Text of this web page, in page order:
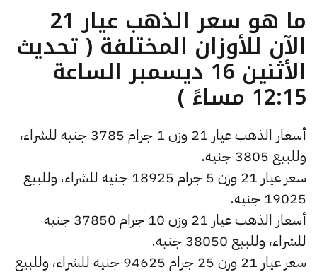
ما هو سعر الذهب عيار 21
الآن للأوزان المختلفة ( تحديث
الأثنين 16 ديسمبر الساعة
12:15 مساءً )
أسعار الذهب عيار 21 وزن 1 جرام 3785 جنيه للشراء،
وللبيع 3805 جنيه.
سعر عيار 21 وزن 5 جرام 18925 جنيه للشراء، وللبيع
19025 جنيه.
أسعار الذهب عيار 21 وزن 10 جرام 37850 جنيه
للشراء، وللبيع 38050 جنيه.
سعر عيار 21 وزن 25 جرام 94625 جنيه للشراء، وللبيع